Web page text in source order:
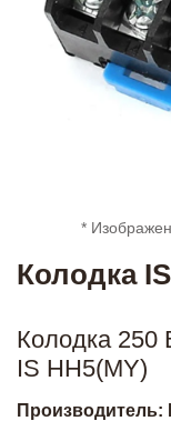
*
Колодка
Колодка
IS HH5(MY)
Производитель: